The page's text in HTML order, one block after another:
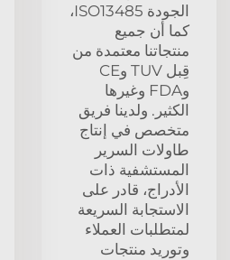
الجودة ISO13485،
كما أن جميع
منتجاتنا معتمدة من
قِبل TUV وCE
وFDA وغيرها
الكثير. ولدينا فريق
متخصص في إنتاج
طاولات السرير
المستشفية ذات
الأدراج، قادر على
الاستجابة السريعة
لمتطلبات العملاء
وتوريد منتجات